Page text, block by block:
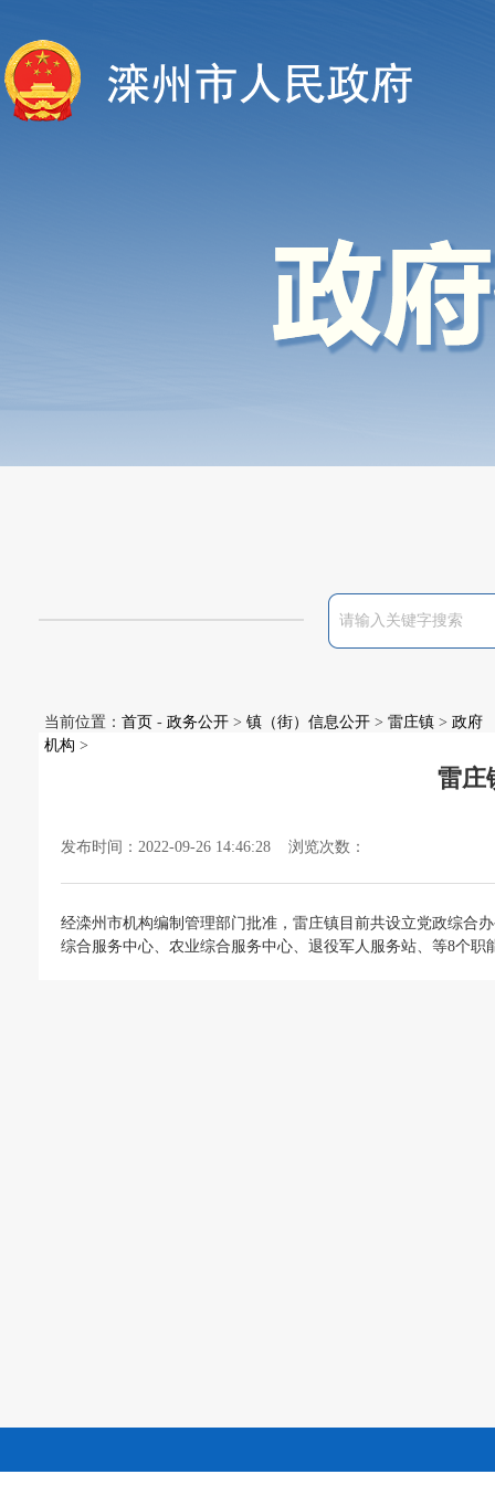
当前位置： 首页 - 政务公开 > 镇（街）信息公开 > 雷庄镇 > 政府
机构 >
雷庄
发布时间：2022-09-26 14:46:28 浏览次数：
经滦州市机构编制管理部门批准，雷庄镇目前共设立党政综合
综合服务中心、农业综合服务中心、退役军人服务站、等8个